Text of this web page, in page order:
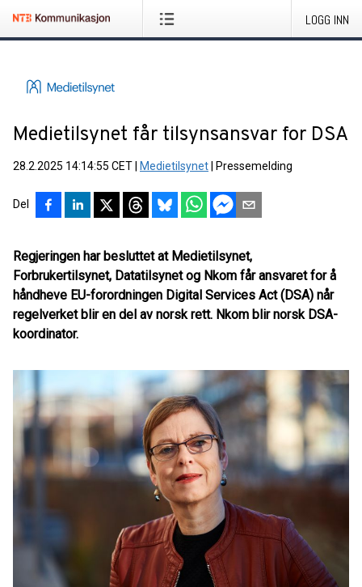
LOGG INN
Medietilsynet får tilsynsansvar for DSA
28.2.2025 14:14:55 CET Medietilsynet Pressemelding
Del
Regjeringen har besluttet at Medietilsynet,
Forbrukertilsynet, Datatilsynet og Nkom får ansvaret for å
håndheve EU-forordningen Digital Services Act (DSA) når
regelverket blir en del av norsk rett. Nkom blir norsk DSA-
koordinator.